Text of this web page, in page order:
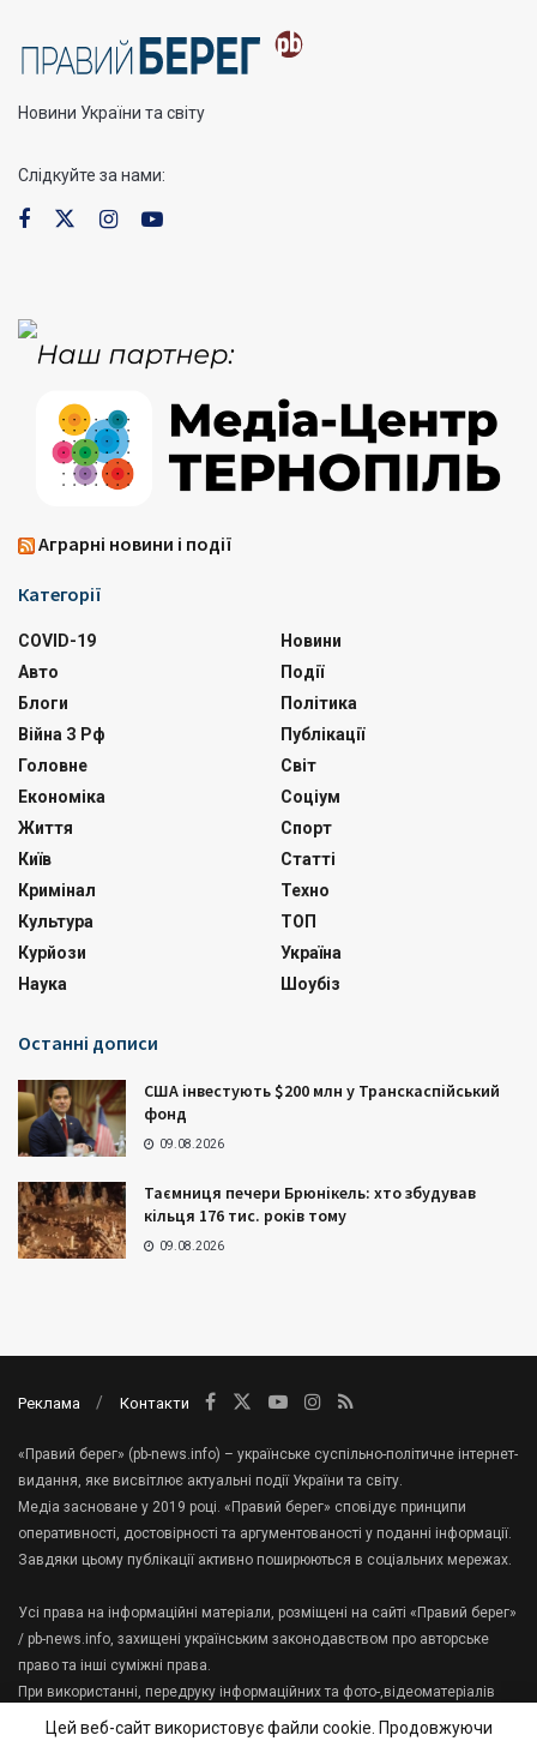
Новини України та світу
Слідкуйте за нами:
Аграрні новини і події
Категорії
COVID-19
Авто
Блоги
Війна З Рф
Головне
Економіка
Життя
Київ
Кримінал
Культура
Курйози
Наука
Новини
Події
Політика
Публікації
Світ
Соціум
Спорт
Статті
Техно
ТОП
Україна
Шоубіз
Останні дописи
США інвестують $200 млн у Транскаспійський
фонд
09.08.2026
Таємниця печери Брюнікель: хто збудував
кільця 176 тис. років тому
09.08.2026
Реклама Контакти
«Правий берег» (pb-news.info) – українське суспільно-політичне інтернет-
видання, яке висвітлює актуальні події України та світу.
Медіа засноване у 2019 році. «Правий берег» сповідує принципи
оперативності, достовірності та аргументованості у поданні інформації.
Завдяки цьому публікації активно поширюються в соціальних мережах.
Усі права на інформаційні матеріали, розміщені на сайті «Правий берег»
/ pb-news.info, захищені українським законодавством про авторське
право та інші суміжні права.
При використанні, передруку інформаційних та фото-,відеоматеріалів
сайту, гіперпосилання на «Правий берег» має міститися в першому
Цей веб-сайт використовує файли cookie. Продовжуючи